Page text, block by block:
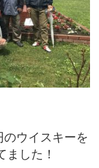
のウイスキーを
した！